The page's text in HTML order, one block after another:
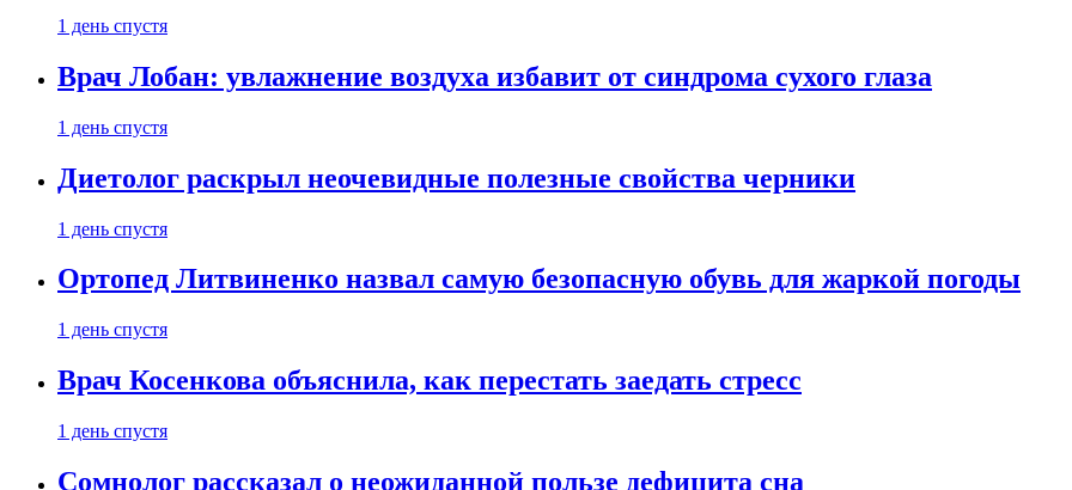
1 день спустя
Врач Лобан: увлажнение воздуха избавит от синдрома сухого глаза
1 день спустя
Диетолог раскрыл неочевидные полезные свойства черники
1 день спустя
Ортопед Литвиненко назвал самую безопасную обувь для жаркой погоды
1 день спустя
Врач Косенкова объяснила, как перестать заедать стресс
1 день спустя
Сомнолог рассказал о неожиданной пользе дефицита сна